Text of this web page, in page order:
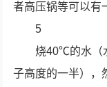
者高压锅等可以有
5
烧40℃的水（
子高度的一半），